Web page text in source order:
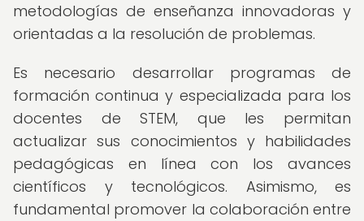
metodologías de enseñanza innovadoras y
orientadas a la resolución de problemas.
Es necesario desarrollar programas de
formación continua y especializada para los
docentes de STEM, que les permitan
actualizar sus conocimientos y habilidades
pedagógicas en línea con los avances
científicos y tecnológicos. Asimismo, es
fundamental promover la colaboración entre